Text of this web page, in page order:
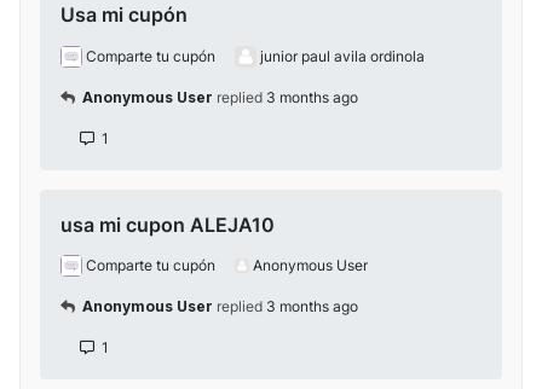
Usa mi cupón
Comparte tu cupón junior paul avila ordinola
Anonymous User replied 3 months ago
1
usa mi cupon ALEJA10
Comparte tu cupón Anonymous User
Anonymous User replied 3 months ago
1